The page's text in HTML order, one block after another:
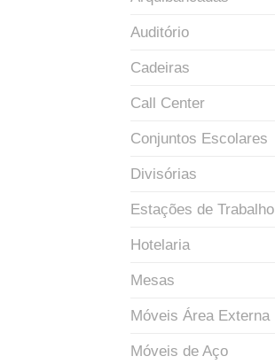
Auditório
Cadeiras
Call Center
Conjuntos Escolares
Divisórias
Estações de Trabalho
Hotelaria
Mesas
Móveis Área Externa
Móveis de Aço